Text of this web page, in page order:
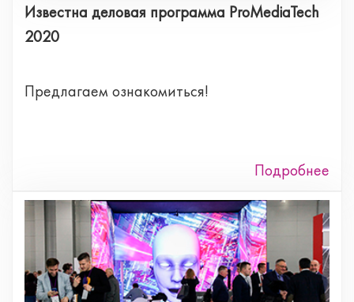
Известна деловая программа ProMediaTech
2020
Предлагаем ознакомиться!
Подробнее